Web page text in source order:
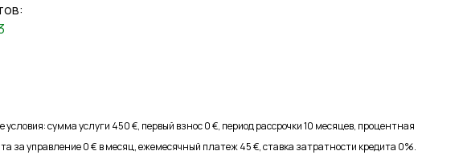
сумма услуги 450 €, первый взнос 0 €, период рассрочки 10 месяцев, процентная
за управление 0 € в месяц, ежемесячный платеж 45 €, ставка затратности кредита 0%.